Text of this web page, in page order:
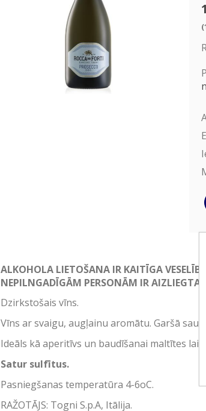
ALKOHOLA LIETOŠANA IR KAITĪGA
NEPILNGADĪGĀM PERSONĀM IR AIZLIEGTA!
Dzirkstošais vīns.
Vīns ar svaigu, augļainu aromātu. Garšā
Ideāls kā aperitīvs un baudīšanai maltītes laikā.
Satur sulfītus.
Pasniegšanas temperatūra 4-6oC.
RAŽOTĀJS: Togni S.p.A, Itālija.